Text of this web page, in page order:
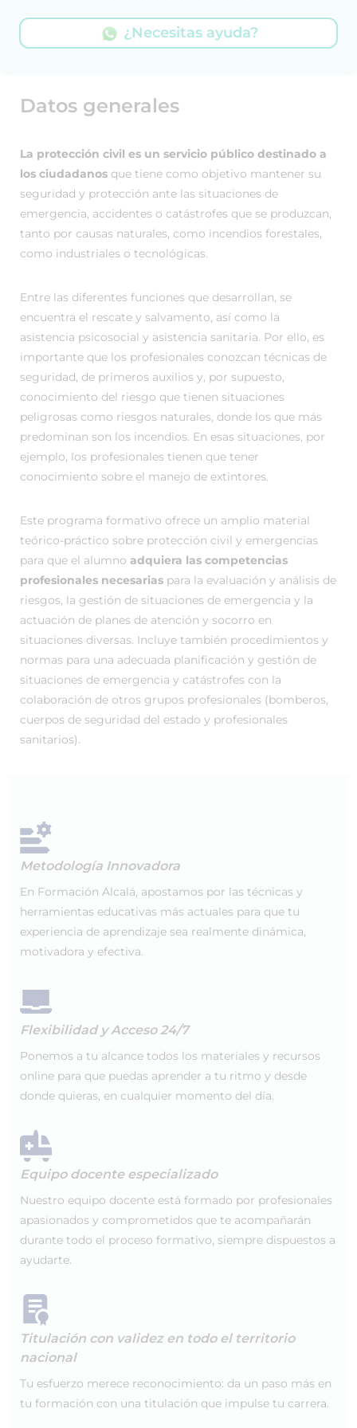
Datos generales
La protección civil es un servicio público destinado a
los ciudadanos que tiene como objetivo mantener su
seguridad y protección ante las situaciones de
emergencia, accidentes o catástrofes que se produzcan,
tanto por causas naturales, como incendios forestales,
como industriales o tecnológicas.
Entre las diferentes funciones que desarrollan, se
encuentra el rescate y salvamento, así como la
asistencia psicosocial y asistencia sanitaria. Por ello, es
importante que los profesionales conozcan técnicas de
seguridad, de primeros auxilios y, por supuesto,
conocimiento del riesgo que tienen situaciones
peligrosas como riesgos naturales, donde los que más
predominan son los incendios. En esas situaciones, por
ejemplo, los profesionales tienen que tener
conocimiento sobre el manejo de extintores.
Este programa formativo ofrece un amplio material
teórico-práctico sobre protección civil y emergencias
para que el alumno adquiera las competencias
profesionales necesarias para la evaluación y análisis de
riesgos, la gestión de situaciones de emergencia y la
actuación de planes de atención y socorro en
situaciones diversas. Incluye también procedimientos y
normas para una adecuada planificación y gestión de
situaciones de emergencia y catástrofes con la
colaboración de otros grupos profesionales (bomberos,
cuerpos de seguridad del estado y profesionales
sanitarios).
Metodología Innovadora
En Formación Alcalá, apostamos por las técnicas y
herramientas educativas más actuales para que tu
experiencia de aprendizaje sea realmente dinámica,
motivadora y efectiva.
Flexibilidad y Acceso 24/7
Ponemos a tu alcance todos los materiales y recursos
online para que puedas aprender a tu ritmo y desde
donde quieras, en cualquier momento del día.
Equipo docente especializado
Nuestro equipo docente está formado por profesionales
apasionados y comprometidos que te acompañarán
durante todo el proceso formativo, siempre dispuestos a
ayudarte.
Titulación con validez en todo el territorio
nacional
Tu esfuerzo merece reconocimiento: da un paso más en
tu formación con una titulación que impulse tu carrera.
¿Necesitas ayuda?